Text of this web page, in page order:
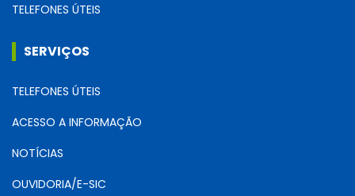
TELEFONES ÚTEIS
SERVIÇOS
TELEFONES ÚTEIS
ACESSO A INFORMAÇÃO
NOTÍCIAS
OUVIDORIA/E-SIC